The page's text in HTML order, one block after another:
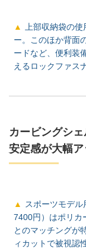
上部収納袋の使
ー。このほか背面
ードなど、便利装
えるロックファス
カービングシ
安定感が大幅ア
スポーツモデ
7400円）はポリカ
とのマッチングが
ィカットで被視認